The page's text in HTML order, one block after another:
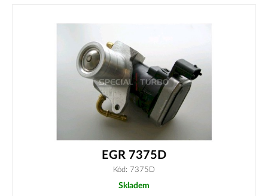
EGR 7375D
Kód: 7375D
Skladem